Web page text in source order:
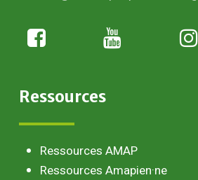
Ressources
Ressources AMAP
Ressources Amapien·ne